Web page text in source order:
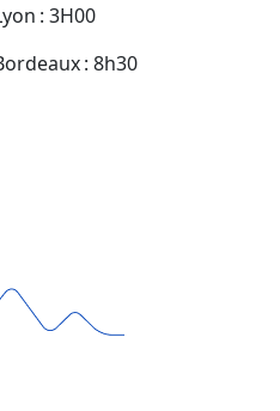
: 3H00
: 8h30